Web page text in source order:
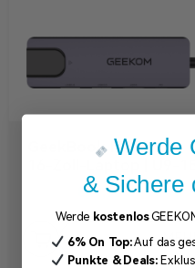
GeekBook M16
849,00€
Werde
& Sichere
Werde kostenlos
6% On Top:Auf das
Punkte & Deals: